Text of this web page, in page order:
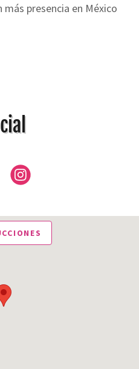
presencia en México